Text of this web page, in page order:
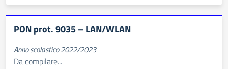
PON prot. 9035 – LAN/WLAN
Anno scolastico 2022/2023
Da compilare...